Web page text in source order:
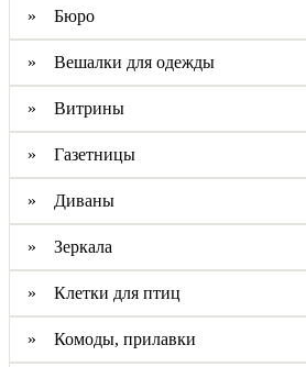
» Бюро
» Вешалки для одежды
» Витрины
» Газетницы
» Диваны
» Зеркала
» Клетки для птиц
» Комоды, прилавки